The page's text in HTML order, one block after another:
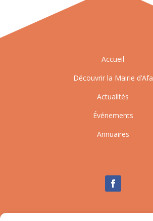
Accueil
Découvrir la Mairie d’Afa
Actualités
Événements
Annuaires
Nous contacter